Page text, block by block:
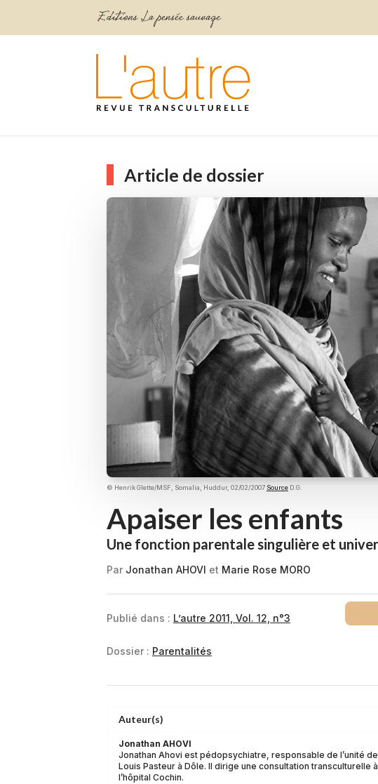
Article de dossier
© Henrik Glette/MSF, Somalia, Huddur, 02/02/2007 Source D.G.
Apaiser les enfants
Une fonction parentale singulière et
Par Jonathan AHOVI et Marie Rose MORO
Publié dans : L’autre 2011, Vol. 12, n°3
Dossier : Parentalités
Auteur(s)
Jonathan AHOVI
Jonathan Ahovi est pédopsychiatre, responsable de l’unité
Louis Pasteur à Dôle. Il dirige une consultation transculturelle
l’hôpital Cochin.